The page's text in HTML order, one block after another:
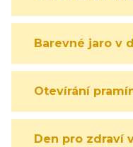
Barevné jaro v
Otevírání
Den pro zdraví